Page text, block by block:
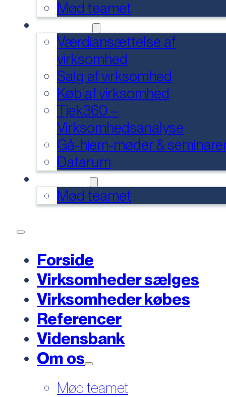
Mød teamet
Værdiansættelse af
virksomhed
Salg af virksomhed
Køb af virksomhed
Tjek360 –
Virksomhedsanalyse
Gå-hjem-møder &
Datarum
Mød teamet
Forside
Virksomheder sælges
Virksomheder købes
Referencer
Vidensbank
Om os
Mød teamet